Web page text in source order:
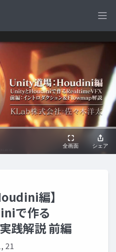
編】
で作る
践解説 前編
21